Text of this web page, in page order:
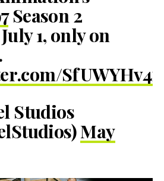
Season 2
1, only on
Studios
May